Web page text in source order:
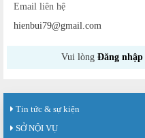
Email liên hệ
hienbui79@gmail.com
Vui lòng Đăng nhập
Tin tức & sự kiện
SỞ NỘI VỤ